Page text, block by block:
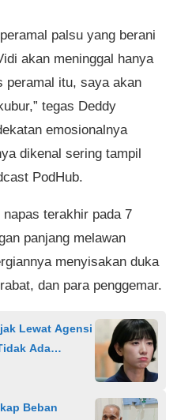
palsu yang berani
akan meninggal hanya
peramal itu, saya akan
tegas Deddy
emosionalnya
dikenal sering tampil
PodHub.
terakhir pada 7
panjang melawan
menyisakan duka
dan para penggemar.
Lewat Agensi
Ada
Beban